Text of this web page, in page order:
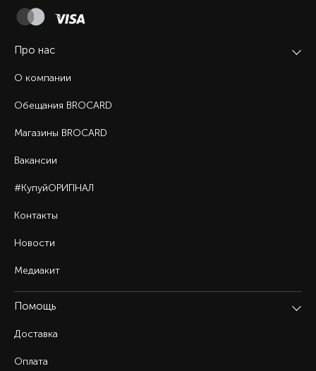
Про нас
О компании
Обещания BROCARD
Магазины BROCARD
Вакансии
#КупуйОРИГІНАЛ
Контакты
Новости
Медиакит
Помощь
Доставка
Оплата